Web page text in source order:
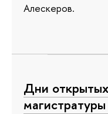
Алескеров.
Дни